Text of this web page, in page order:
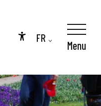
Accessibilité
FR
Menu